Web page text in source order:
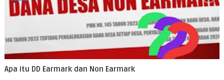
Apa itu DD Earmark dan Non Earmark